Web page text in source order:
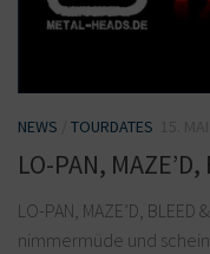
NEWS TOURDATES
LO-PAN,
LO-PAN, MAZE’D,
nimmermüde und